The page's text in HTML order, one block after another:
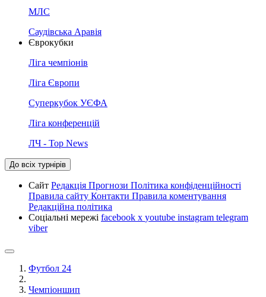
МЛС
Саудівська Аравія
Єврокубки
Ліга чемпіонів
Ліга Європи
Суперкубок УЄФА
Ліга конференцій
ЛЧ - Top News
До всіх турнірів
Сайт Редакція Прогнози Політика конфіденційності
Правила сайту Контакти Правила коментування
Редакційна політика
Соціальні мережі facebook x youtube instagram telegram
viber
Футбол 24
Чемпіоншип